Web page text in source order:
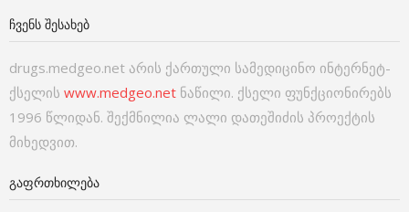
ᲩᲕᲔᲜᲡ ᲨᲔᲡᲐᲮᲔᲑ
drugs.medgeo.net არის ქართული სამედიცინო ინტერნეტ-
ქსელის www.medgeo.net ნაწილი. ქსელი ფუნქციონირებს
1996 წლიდან. შექმნილია ლალი დათეშიძის პროექტის
მიხედვით.
ᲒᲐᲤᲠᲗᲮᲘᲚᲔᲑᲐ